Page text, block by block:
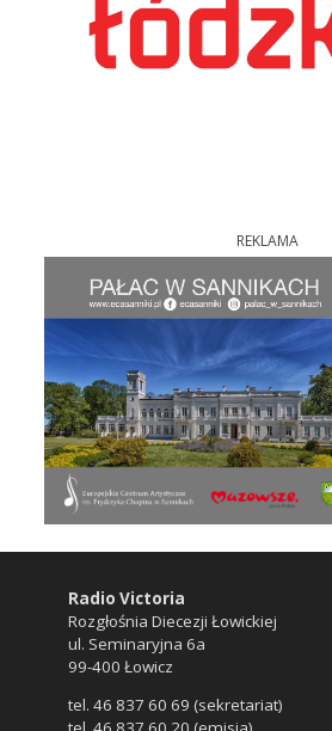
REKLAMA
Radio Victoria
Rozgłośnia Diecezji Łowickiej
ul. Seminaryjna 6a
99-400 Łowicz
tel. 46 837 60 69 (sekretariat)